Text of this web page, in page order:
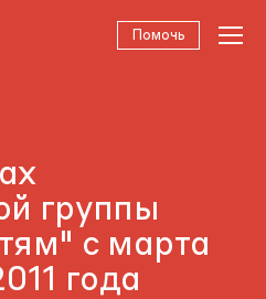
Помочь
группы
с марта
года